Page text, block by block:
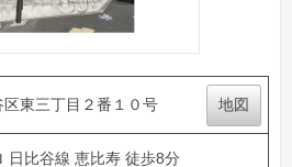
区東三丁目２番１０号 地図
日比谷線 恵比寿 徒歩8分